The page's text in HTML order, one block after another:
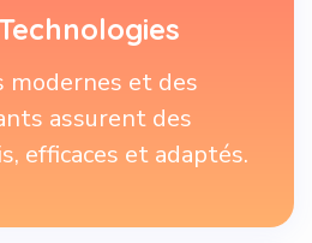
modernes et des
assurent des
efficaces et adaptés.